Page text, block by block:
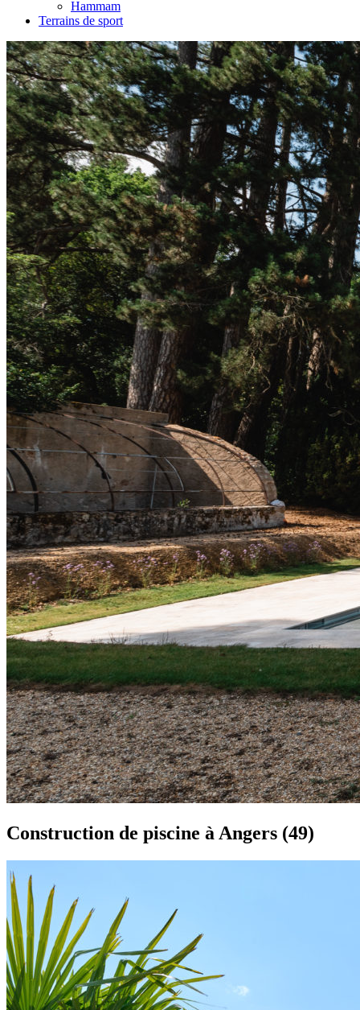
Hammam
Terrains de sport
Construction de piscine à Angers (49)